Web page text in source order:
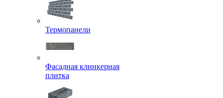
Термопанели
Фасадная клинкерная
плитка